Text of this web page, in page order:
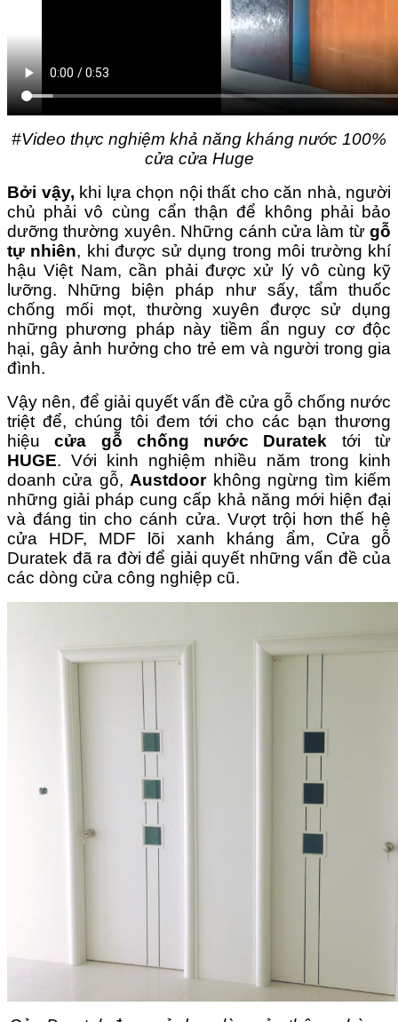
#Video thực nghiệm khả năng kháng nước 100%
cửa cửa Huge
Bởi vậy, khi lựa chọn nội thất cho căn nhà, người
chủ phải vô cùng cẩn thận để không phải bảo
dưỡng thường xuyên. Những cánh cửa làm từgỗ
tự nhiên, khi được sử dụng trong môi trường khí
hậu Việt Nam, cần phải được xử lý vô cùng kỹ
lưỡng. Những biện pháp như sấy, tẩm thuốc
chống mối mọt, thường xuyên được sử dụng
những phương pháp này tiềm ẩn nguy cơ độc
hại, gây ảnh hưởng cho trẻ em và người trong gia
đình.
Vậy nên, để giải quyết vấn đề cửa gỗ chống nước
triệt để, chúng tôi đem tới cho các bạn thương
hiệucửa gỗ chống nước Duratek tới từ
HUGE. Với kinh nghiệm nhiều năm trong kinh
doanh cửa gỗ, Austdoorkhông ngừng tìm kiếm
những giải pháp cung cấp khả năng mới hiện đại
và đáng tin cho cánh cửa. Vượt trội hơn thế hệ
cửa HDF, MDF lõi xanh kháng ẩm, Cửa gỗ
Duratek đã ra đời để giải quyết những vấn đề của
các dòng cửa công nghiệp cũ.